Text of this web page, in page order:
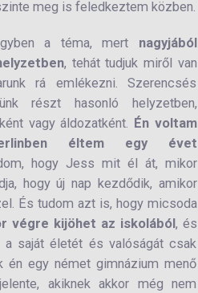
meg is feledkeztem közben.
a téma, mert nagyjából
, tehát tudjuk miről van
rá emlékezni. Szerencsés
részt hasonló helyzetben,
vagy áldozatként. Én voltam
éltem egy évet
hogy Jess mit él át, mikor
hogy új nap kezdődik, amikor
És tudom azt is, hogy micsoda
végre kijöhet az iskolából, és
saját életét és valóságát csak
én egy német gimnázium menő
akiknek akkor még nem